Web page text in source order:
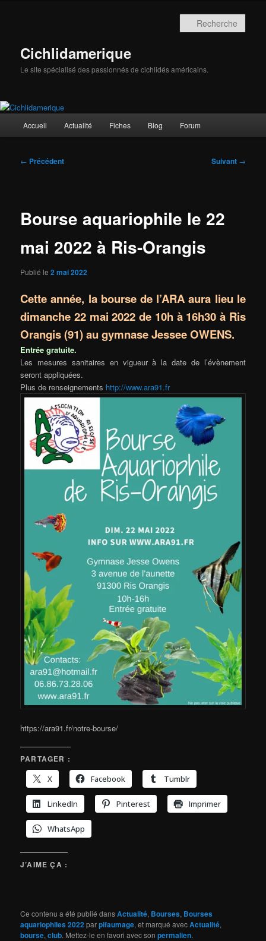
Cichlidamerique
Le site spécialisé des passionnés de cichlidés américains.
principal
Accueil Actualité Fiches Blog Forum
Navigation
← Précédent Suivant →
Bourse aquariophile le 22
mai 2022 à Ris-Orangis
Publié le2 mai 2022
Cette année, la bourse de l’ARA aura lieu le
dimanche 22 mai 2022 de 10h à 16h30 à Ris
Orangis (91) au gymnase Jessee OWENS.
Entrée gratuite.
Les mesures sanitaires en vigueur à la date de l’évènement
seront appliquées.
Plus de renseignements http://www.ara91.fr
https://ara91.fr/notre-bourse/
PARTAGER :
X
Facebook Tumblr
LinkedIn Pinterest Imprimer
WhatsApp
J’AIME ÇA :
Ce contenu a été publié dansActualité, Bourses, Bourses
aquariophiles 2022parpifaumage, et marqué avecActualité,
bourse,club. Mettez-le en favori avec sonpermalien.